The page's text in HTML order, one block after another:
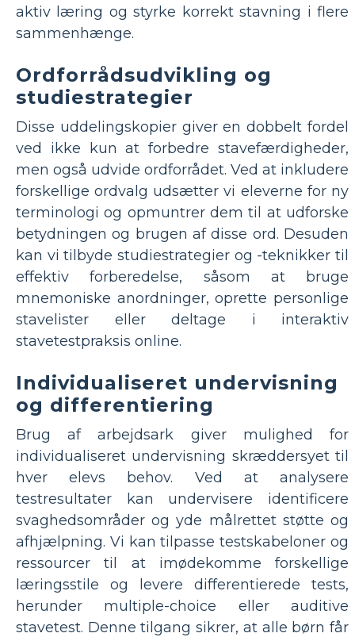
aktiv læring og styrke korrekt stavning i flere
sammenhænge.
Ordforrådsudvikling og
studiestrategier
Disse uddelingskopier giver en dobbelt fordel
ved ikke kun at forbedre stavefærdigheder,
men også udvide ordforrådet. Ved at inkludere
forskellige ordvalg udsætter vi eleverne for ny
terminologi og opmuntrer dem til at udforske
betydningen og brugen af ​​disse ord. Desuden
kan vi tilbyde studiestrategier og -teknikker til
effektiv forberedelse, såsom at bruge
mnemoniske anordninger, oprette personlige
stavelister eller deltage i interaktiv
stavetestpraksis online.
Individualiseret undervisning
og differentiering
Brug af arbejdsark giver mulighed for
individualiseret undervisning skræddersyet til
hver elevs behov. Ved at analysere
testresultater kan undervisere identificere
svaghedsområder og yde målrettet støtte og
afhjælpning. Vi kan tilpasse testskabeloner og
ressourcer til at imødekomme forskellige
læringsstile og levere differentierede tests,
herunder multiple-choice eller auditive
stavetest. Denne tilgang sikrer, at alle børn får